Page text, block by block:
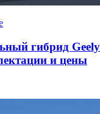
гибрид
и цены